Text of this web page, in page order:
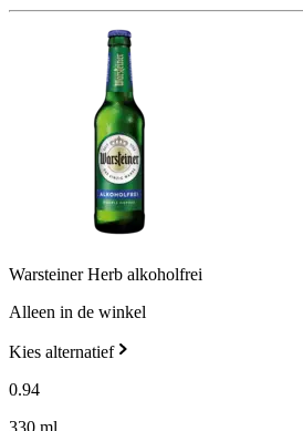
Warsteiner Herb alkoholfrei
Alleen in de winkel
Kies alternatief
0.94